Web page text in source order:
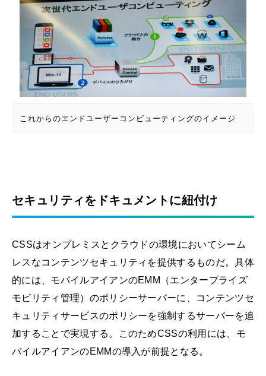
これからのエンドユーザーコンピューティングのイメージ
セキュリティをドキュメントに紐付け
CSSはオンプレミスとクラウドの環境においてシーム
レスなコンテンツセキュリティを提供するものだ。具体
的には、モバイルアイアンのEMM（エンタープライズ
モビリティ管理）のポリシーサーバーに、コンテンツセ
キュリティサービスのポリシーを強制するサーバーを追
加することで実現する。このためCSSの利用には、モ
バイルアイアンのEMMの導入が前提となる。